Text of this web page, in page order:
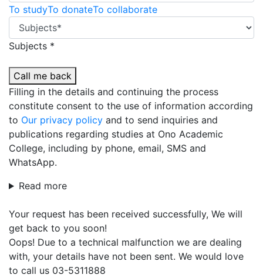
To studyTo donateTo collaborate
Subjects *
Call me back
Filling in the details and continuing the process
constitute consent to the use of information according
to Our privacy policy and to send inquiries and
publications regarding studies at Ono Academic
College, including by phone, email, SMS and
WhatsApp.
Read more
Your request has been received successfully, We will
get back to you soon!
Oops! Due to a technical malfunction we are dealing
with, your details have not been sent. We would love
to call us 03-5311888